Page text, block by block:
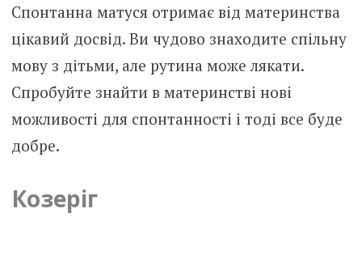
Спонтанна матуся отримає від материнства
цікавий досвід. Ви чудово знаходите спільну
мову з дітьми, але рутина може лякати.
Спробуйте знайти в материнстві нові
можливості для спонтанності і тоді все буде
добре.
Козеріг